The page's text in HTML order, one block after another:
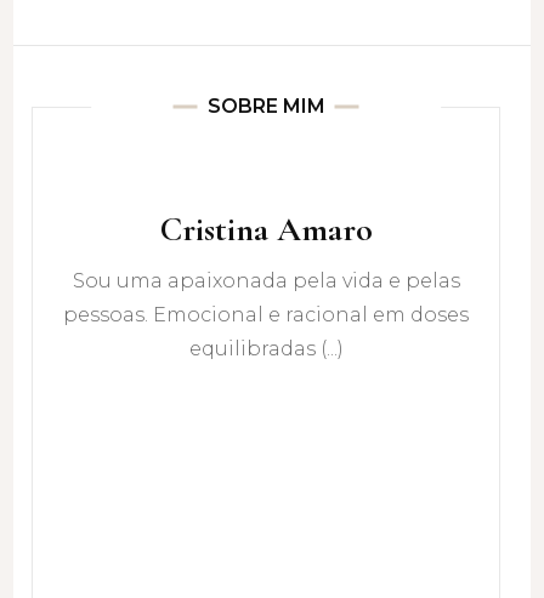
SOBRE MIM
Cristina Amaro
Sou uma apaixonada pela vida e pelas
pessoas. Emocional e racional em doses
equilibradas (...)